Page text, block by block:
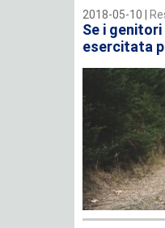
2018-05-10 |
Se i
esercitata